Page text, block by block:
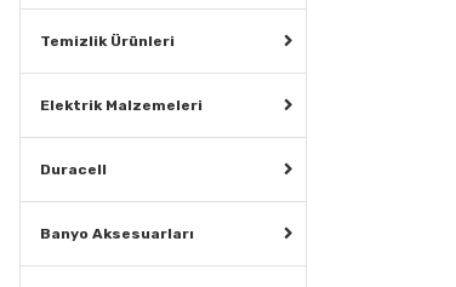
Temizlik Ürünleri
Elektrik Malzemeleri
Duracell
Banyo Aksesuarları